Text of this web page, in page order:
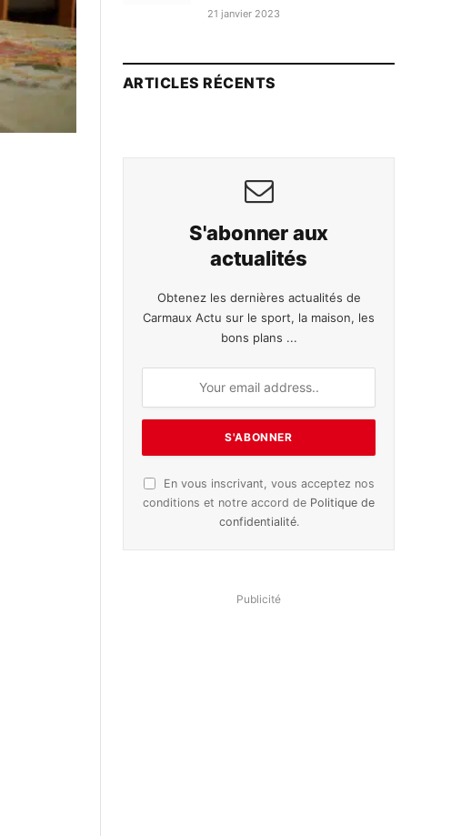
21 janvier 2023
ARTICLES RÉCENTS
S'abonner aux
actualités
Obtenez les dernières actualités de
Carmaux Actu sur le sport, la maison, les
bons plans ...
En vous inscrivant, vous acceptez nos
conditions et notre accord de Politique de
confidentialité.
Publicité